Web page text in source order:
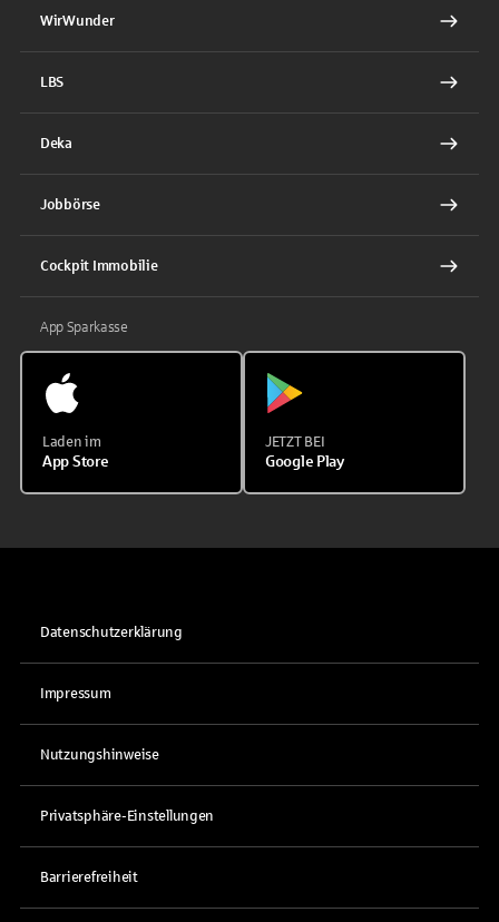
WirWunder
LBS
Deka
Jobbörse
Cockpit Immobilie
App Sparkasse
Laden im
App Store
JETZT BEI
Google Play
Datenschutzerklärung
Impressum
Nutzungshinweise
Privatsphäre-Einstellungen
Barrierefreiheit